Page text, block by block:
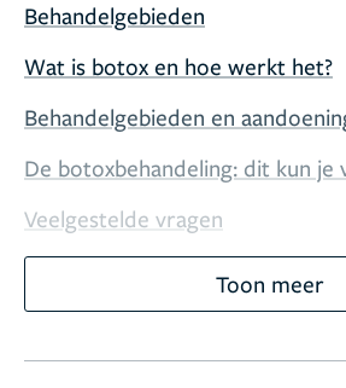
Behandelgebieden
Wat is botox en hoe werkt het?
Behandelgebieden en
De botoxbehandeling: dit kun je
Veelgestelde vragen
Toon meer